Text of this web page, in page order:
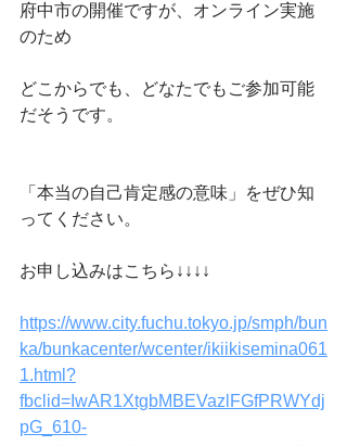
府中市の開催ですが、オンライン実施
のため
どこからでも、どなたでもご参加可能
だそうです。
「本当の自己肯定感の意味」をぜひ知
ってください。
お申し込みはこちら↓↓↓↓
https://www.city.fuchu.tokyo.jp/smph/bun
ka/bunkacenter/wcenter/ikiikisemina061
1.html?
fbclid=IwAR1XtgbMBEVazlFGfPRWYdj
pG_610-